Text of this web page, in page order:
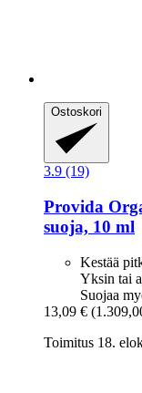
Ostoskori
3.9 (19)
Provida
suoja, 10 ml
Kestää
Yksin tai
Suojaa
13,09 €
Toimitus 18.